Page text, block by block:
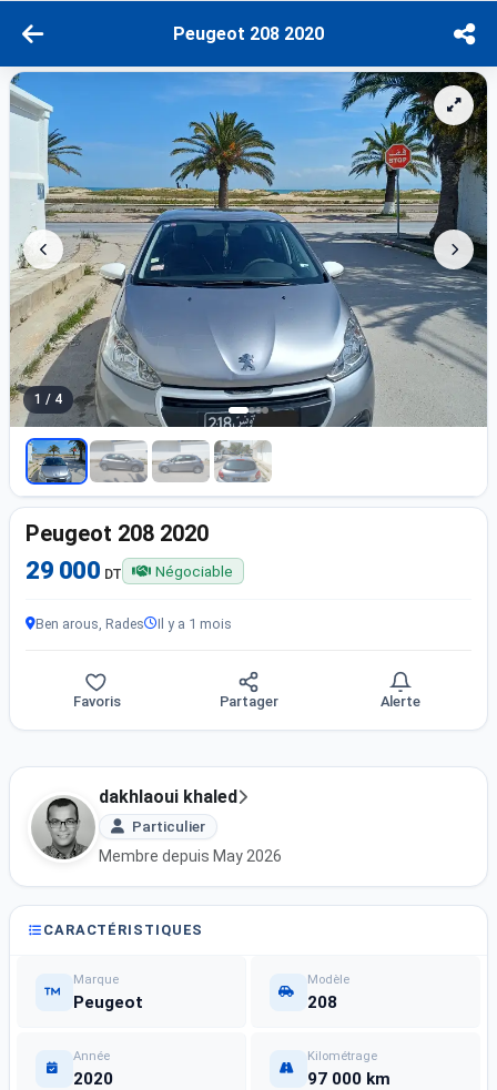
Peugeot 208 2020
1 / 4
Peugeot 208 2020
29 000 DT Négociable
Ben arous, Rades Il y a 1 mois
Favoris Partager Alerte
dakhlaoui khaled
Particulier
Membre depuis May 2026
CARACTÉRISTIQUES
Marque
Peugeot
Modèle
208
Année
2020
Kilométrage
97 000 km